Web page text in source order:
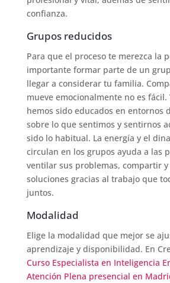
confianza.
Grupos reducidos
Para que el proceso te merezca la
importante formar parte de un
llegar a considerar tu familia.
mueve emocionalmente no es fácil.
hemos sido educados en entornos
sobre lo que sentimos y sentirnos
sido lo habitual. La energía y el
circulan en los grupos ayuda a las
ventilar sus problemas, compartir
soluciones gracias al trabajo que
juntos.
Modalidad
Elige la modalidad que mejor se
aprendizaje y disponibilidad. En
Curso Especialista en Inteligencia
Atención Plena presencial en